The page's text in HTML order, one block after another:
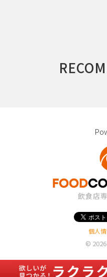
飲食店
個人
© 2026